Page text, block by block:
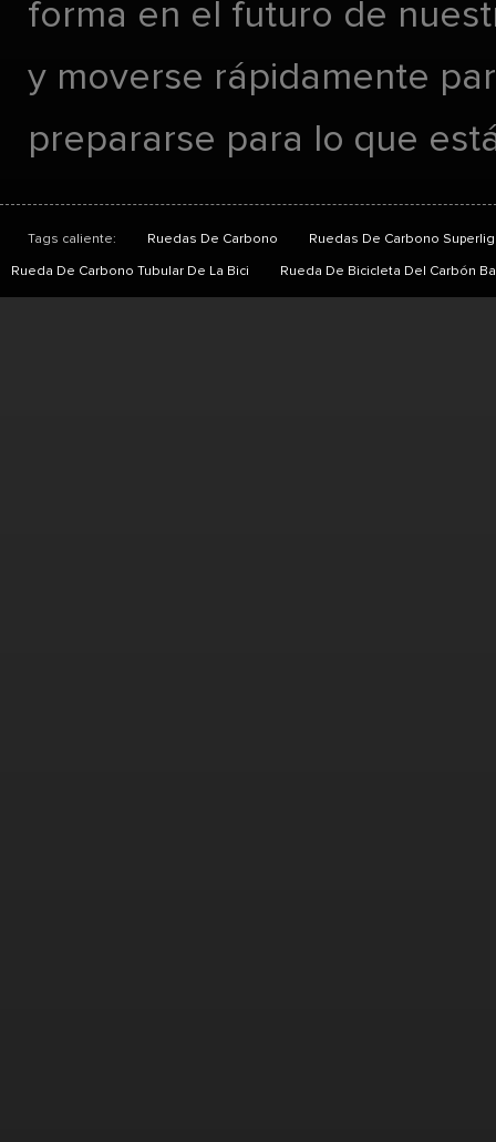
forma en el futuro de
y moverse rápidamente
prepararse para lo que
Tags caliente: Ruedas De Carbono Ruedas De Carbono
Rueda De Carbono Tubular De La Bici Rueda De Bicicleta Del Carbón